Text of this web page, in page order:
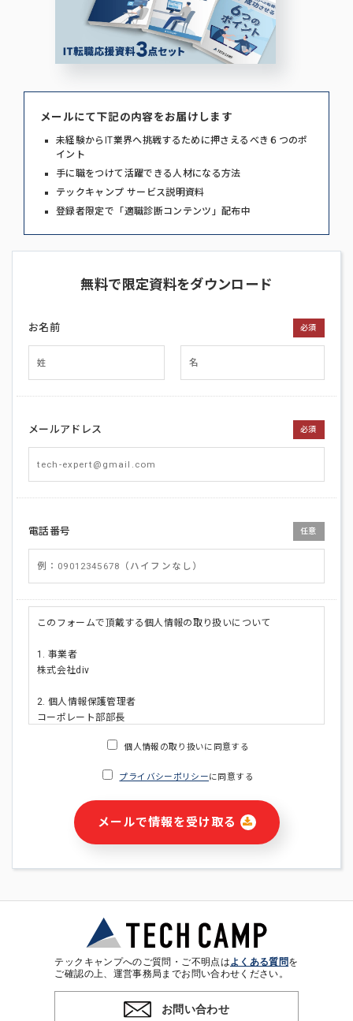
メールにて下記の内容をお届けします
未経験からIT業界へ挑戦するために押さえるべき６つのポ
イント
手に職をつけて活躍できる人材になる方法
テックキャンプ サービス説明資料
登録者限定で「適職診断コンテンツ」配布中
無料で限定資料をダウンロード
お名前 必須
メールアドレス 必須
電話番号 任意
このフォームで頂戴する個人情報の取り扱いについて
1. 事業者
株式会社div
2. 個人情報保護管理者
コーポレート部部長
・ご請求された資料の送付のため
・本サービス及び本サービスに関連する情報(当社及び第三者の
サービス又は商品等の広告配信・宣伝を含みますが、それらに
・個人(法人の場合は担当者)を識別できない形式に加工した統
計情報の作成および利用
※上記の利用目的に基づいた本人への連絡及び配信について
4. 個人情報の第三者提供
個人情報の取り扱いに同意する
プライバシーポリシーに同意する
メールで情報を受け取る
テックキャンプへのご質問・ご不明点はよくある質問を
ご確認の上、運営事務局までお問い合わせください。
お問い合わせ